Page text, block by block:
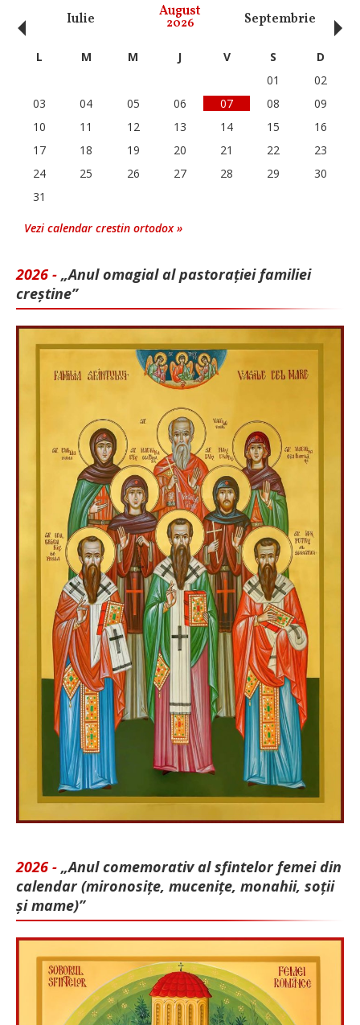
Iulie August
2026 Septembrie
‹ L M M J V S
D
01
02
03
04 05 06 07 08
09
10
11 12 13 14 15
16
17
18 19 20 21 22
23
24
25 26 27 28 29
30
31
Vezi calendar crestin ortodox »
2026 - „Anul omagial al pastorației familiei
creștine”
2026 - „Anul comemorativ al sfintelor femei din
calendar (mironosițe, mu­cenițe, monahii, soții
și mame)”